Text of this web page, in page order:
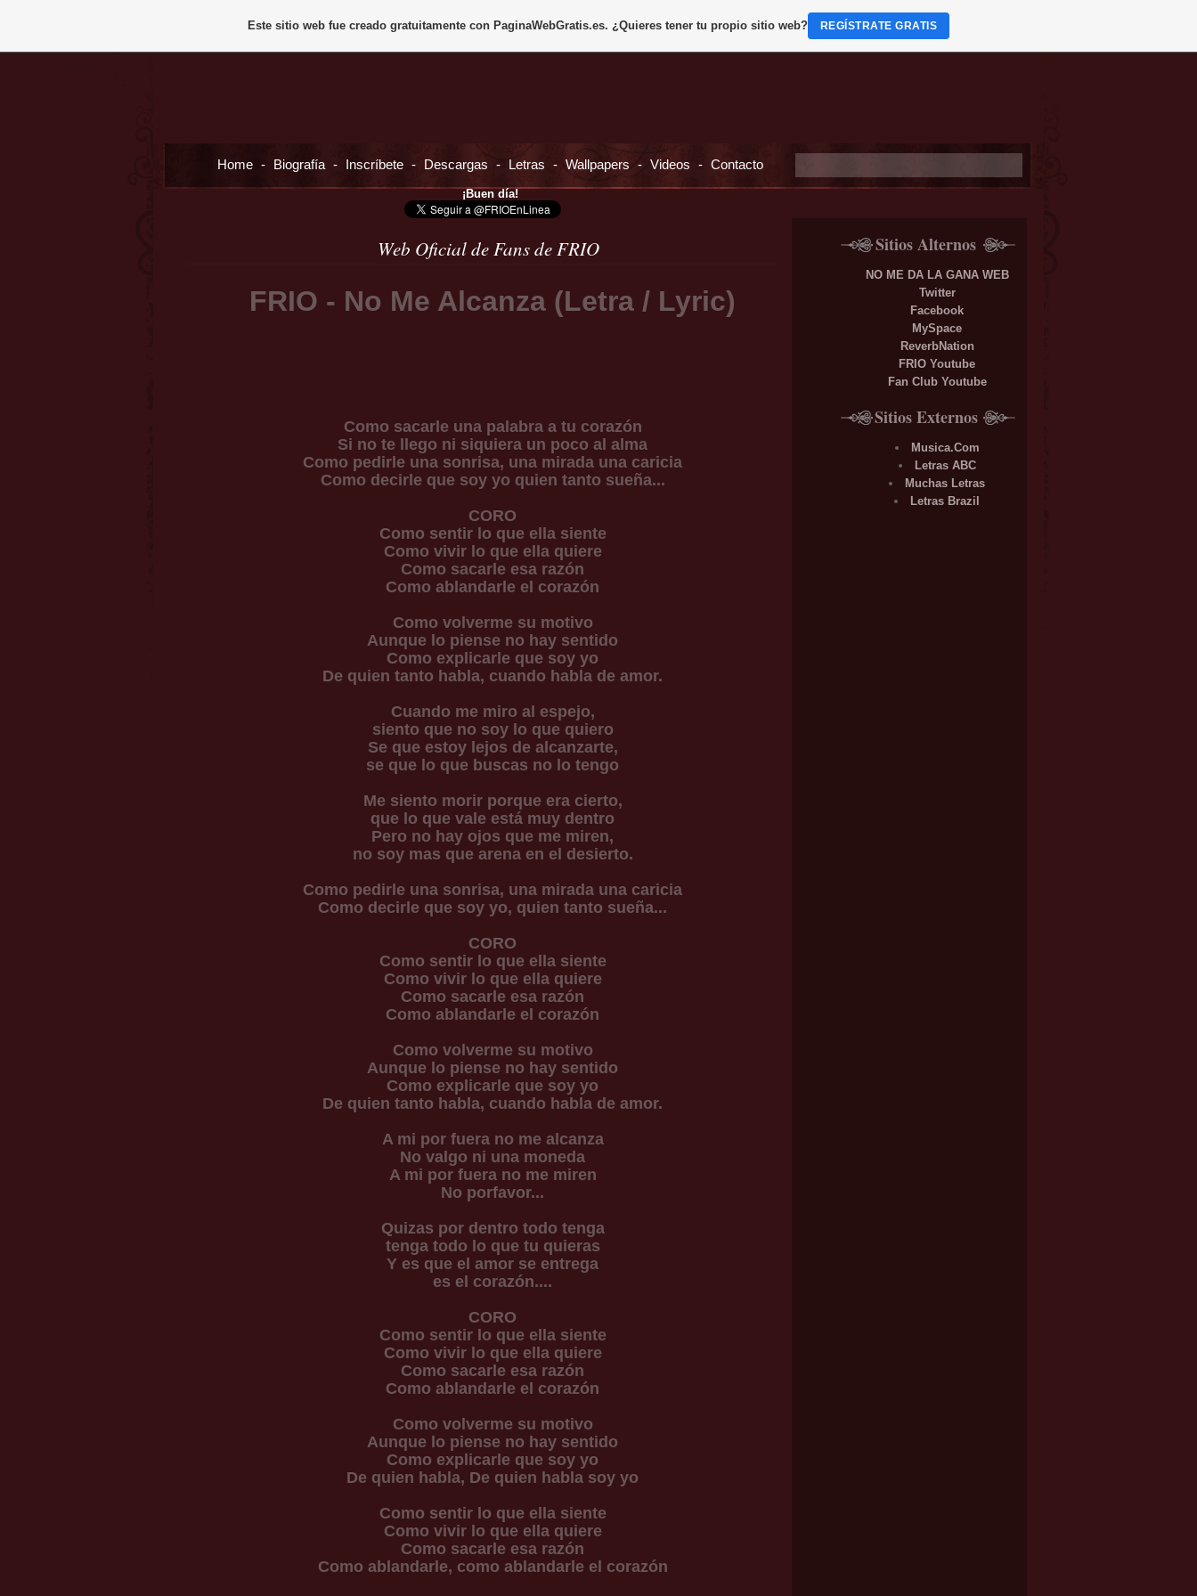
Home - Biografía - Inscríbete - Descargas - Letras - Wallpapers - Videos - Contacto
¡Buen día!
Web Oficial de Fans de FRIO
FRIO - No Me Alcanza (Letra / Lyric)
Como sacarle una palabra a tu corazón
Si no te llego ni siquiera un poco al alma
Como pedirle una sonrisa, una mirada una caricia
Como decirle que soy yo quien tanto sueña...
CORO
Como sentir lo que ella siente
Como vivir lo que ella quiere
Como sacarle esa razón
Como ablandarle el corazón
Como volverme su motivo
Aunque lo piense no hay sentido
Como explicarle que soy yo
De quien tanto habla, cuando habla de amor.
Cuando me miro al espejo,
siento que no soy lo que quiero
Se que estoy lejos de alcanzarte,
se que lo que buscas no lo tengo
Me siento morir porque era cierto,
que lo que vale está muy dentro
Pero no hay ojos que me miren,
no soy mas que arena en el desierto.
Como pedirle una sonrisa, una mirada una caricia
Como decirle que soy yo, quien tanto sueña...
CORO
Como sentir lo que ella siente
Como vivir lo que ella quiere
Como sacarle esa razón
Como ablandarle el corazón
Como volverme su motivo
Aunque lo piense no hay sentido
Como explicarle que soy yo
De quien tanto habla, cuando habla de amor.
A mi por fuera no me alcanza
No valgo ni una moneda
A mi por fuera no me miren
No porfavor...
Quizas por dentro todo tenga
tenga todo lo que tu quieras
Y es que el amor se entrega
es el corazón....
CORO
Como sentir lo que ella siente
Como vivir lo que ella quiere
Como sacarle esa razón
Como ablandarle el corazón
Como volverme su motivo
Aunque lo piense no hay sentido
Como explicarle que soy yo
De quien habla, De quien habla soy yo
Como sentir lo que ella siente
Como vivir lo que ella quiere
Como sacarle esa razón
Como ablandarle, como ablandarle el corazón
Sitios Alternos
NO ME DA LA GANA WEB
Twitter
Facebook
MySpace
ReverbNation
FRIO Youtube
Fan Club Youtube
Sitios Externos
Musica.Com
Letras ABC
Muchas Letras
Letras Brazil
Este sitio web fue creado gratuitamente con PaginaWebGratis.es. ¿Quieres tener tu propio sitio web? REGÍSTRATE GRATIS